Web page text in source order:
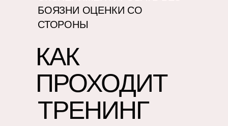
БОЯЗНИ ОЦЕНКИ СО
СТОРОНЫ
КАК
ПРОХОДИТ
ТРЕНИНГ